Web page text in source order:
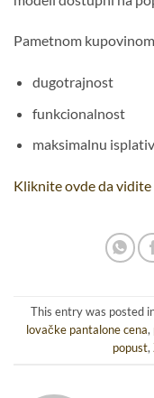
Pametnom
dugotrajnost
funkcionalnost
maksimalnu
Kliknite ovde da
This entry was posted
lovačke pantalone cena,
popust,